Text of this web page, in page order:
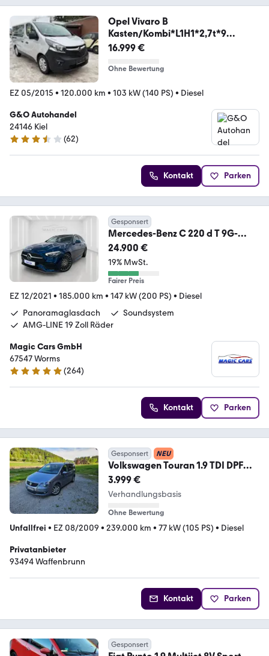
Opel Vivaro B
Kasten/Kombi*L1H1*2,7t*9
Sitze*Ahk*
16.999 €
Ohne Bewertung
EZ 05/2015 • 120.000 km • 103 kW (140 PS) • Diesel
G&O Autohandel
24146 Kiel
3.6 Sterne
(62)
Kontakt Parken
Gesponsert
Mercedes-Benz C 220 d T 9G-
TRONIC AMG Line
*LED*Pano*19Zoll*
24.900 €
19% MwSt.
Fairer Preis
EZ 12/2021 • 185.000 km • 147 kW (200 PS) • Diesel
Panoramaglasdach
Soundsystem
AMG-LINE 19 Zoll Räder
Magic Cars GmbH
67547 Worms
4.9 Sterne
(264)
Kontakt Parken
Gesponsert NEU
Volkswagen Touran 1.9 TDI DPF
Freestyle BlueMotion Free...
3.999 €
Verhandlungsbasis
Ohne Bewertung
Unfallfrei • EZ 08/2009 • 239.000 km • 77 kW (105 PS) • Diesel
Privatanbieter
93494 Waffenbrunn
Kontakt Parken
Gesponsert